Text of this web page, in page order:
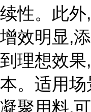
续性。此外
增效明显,
到理想效
本。适用
凝聚用料,